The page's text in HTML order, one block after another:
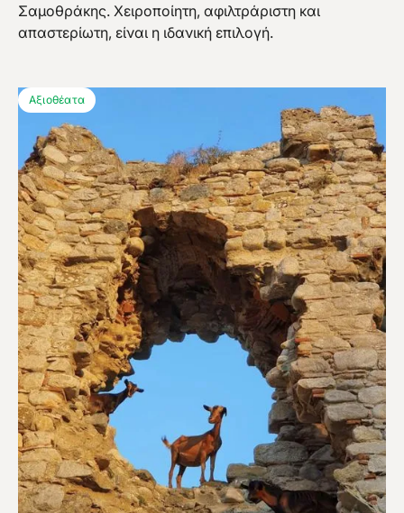
Σαμοθράκης. Χειροποίητη, αφιλτράριστη και
απαστερίωτη, είναι η ιδανική επιλογή.
Αξιοθέατα